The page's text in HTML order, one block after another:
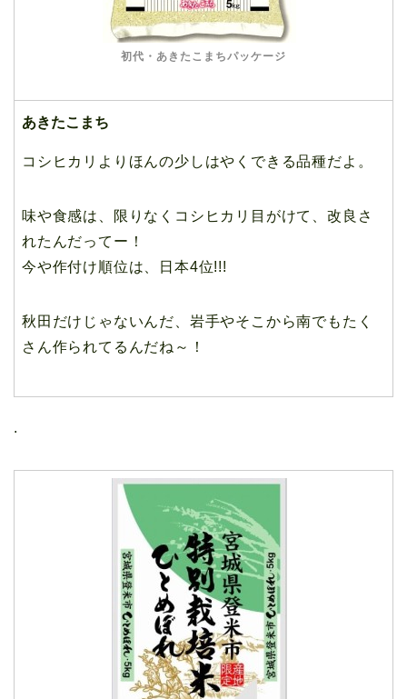
初代・あきたこまちパッケージ
あきたこまち
コシヒカリよりほんの少しはやくできる品種だよ。
味や食感は、限りなくコシヒカリ目がけて、改良さ
れたんだってー！
今や作付け順位は、日本4位!!!
秋田だけじゃないんだ、岩手やそこから南でもたく
さん作られてるんだね～！
.